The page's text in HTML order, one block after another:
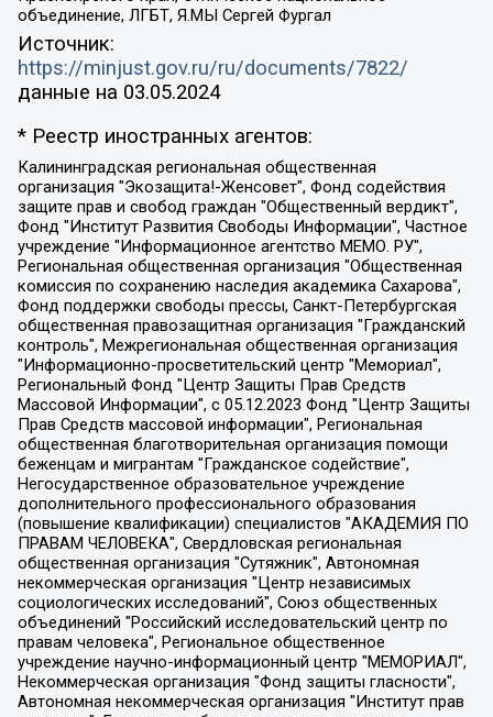
объединение, ЛГБТ, Я.МЫ Сергей Фургал
Источник:
https://minjust.gov.ru/ru/documents/7822/
данные на 03.05.2024
* Реестр иностранных агентов:
Калининградская региональная общественная организация "Экозащита!-Женсовет", Фонд содействия защите прав и свобод граждан "Общественный вердикт", Фонд "Институт Развития Свободы Информации", Частное учреждение "Информационное агентство МЕМО. РУ", Региональная общественная организация "Общественная комиссия по сохранению наследия академика Сахарова", Фонд поддержки свободы прессы, Санкт-Петербургская общественная правозащитная организация "Гражданский контроль", Межрегиональная общественная организация "Информационно-просветительский центр "Мемориал", Региональный Фонд "Центр Защиты Прав Средств Массовой Информации", с 05.12.2023 Фонд "Центр Защиты Прав Средств массовой информации", Региональная общественная благотворительная организация помощи беженцам и мигрантам "Гражданское содействие", Негосударственное образовательное учреждение дополнительного профессионального образования (повышение квалификации) специалистов "АКАДЕМИЯ ПО ПРАВАМ ЧЕЛОВЕКА", Свердловская региональная общественная организация "Сутяжник", Автономная некоммерческая организация "Центр независимых социологических исследований", Союз общественных объединений "Российский исследовательский центр по правам человека", Региональное общественное учреждение научно-информационный центр "МЕМОРИАЛ", Некоммерческая организация "Фонд защиты гласности", Автономная некоммерческая организация "Институт прав человека", Городская общественная организация "Екатеринбургское общество "МЕМОРИАЛ", Городская общественная организация "Рязанское историко-просветительское и правозащитное общество "Мемориал" (Рязанский Мемориал), Челябинский региональный орган общественной самодеятельности – женское общественное объединение "Женщины Евразии", Челябинский региональный орган общественной самодеятельности "Уральская правозащитная группа", Фонд содействия защите здоровья и социальной справедливости имени Андрея Рылькова, Автономная Некоммерческая Организация "Аналитический Центр Юрия Левады", Автономная некоммерческая организация социальной поддержки населения "Проект Апрель", Региональная общественная организация помощи женщинам и детям, находящимся в кризисной ситуации "Информационно-методический центр "Анна", Фонд содействия развитию массовых коммуникаций и правовому просвещению "Так-так-Так", Фонд содействия устойчивому развитию "Серебряная тайга", Свердловский региональный общественный фонд социальных проектов "Новое время", "Idel.Реалии", Кавказ.Реалии, Крым.Реалии, Телеканал Настоящее Время, Татаро-башкирская служба Радио Свобода (Azatliq Radiosi), Радио Свободная Европа/Радио Свобода (PCE/PC), "Сибирь.Реалии", "Фактограф", Благотворительный фонд помощи осужденным и их семьям, Автономная некоммерческая организация "Институт глобализации и социальных движений", Фонд "В защиту прав заключенных", Частное учреждение "Центр поддержки и содействия развитию средств массовой информации", Пензенский региональный общественный благотворительный фонд "Гражданский союз", "Север.Реалии", Некоммерческая организация Фонд "Правовая инициатива", Общество с ограниченной ответственностью "Радио Свободная Европа/Радио Свобода", Чешское информационное агентство "MEDIUM-ORIENT", Красноярская региональная общественная организация "Мы против СПИДа", Камалягин Денис Николаевич, Маркелов Сергей Евгеньевич, Пономарев Лев Александрович, Савицкая Людмила Алексеевна, Автономная некоммерческая организация "Центр по работе с проблемой насилия "НАСИЛИЮ.НЕТ", Межрегиональный профессиональный союз работников здравоохранения "Альянс врачей", Юридическое лицо, зарегистрированное в Латвийской Республике, SIA "Medusa Project" (регистрационный номер 40103797863, дата регистрации 10.06.2014), Некоммерческая организация "Фонд по борьбе с коррупцией", Автономная некоммерческая организация "Институт права и публичной политики", Баданин Роман Сергеевич, Гликин Максим Александрович, Железнова Мария Михайловна, Лукьянова Юлия Сергеевна, Маетная Елизавета Витальевна, Маняхин Петр Борисович, Чуракова Ольга Владимировна, Ярош Юлия Петровна, Юридическое лицо "The Insider SIA", зарегистрированное в Риге, Латвийская Республика (дата регистрации 26.06.2015), являющееся администратором доменного имени интернет-издания "The Insider SIA", https://theins.ru, Постернак Алексей Евгеньевич, Рубин Михаил Аркадьевич, Анин Роман Александрович, Юридическое лицо Istories fonds, зарегистрированное в Латвийской Республике (регистрационный номер 50008295751, дата регистрации 24.02.2020), Великовский Дмитрий Александрович, Долинина Ирина Николаевна, Мароховская Алеся Алексеевна, Шлейнов Роман Юрьевич, Шмагун Олеся Валентиновна, Общество с ограниченной ответственностью "Альтаир 2021", Общество с ограниченной ответственностью "Вега 2021", Общество с ограниченной ответственностью "Главный редактор 2021", Общество с ограниченной ответственностью "Ромашки монолит", Важенков Артем Валерьевич, Ивановская областная общественная организация "Центр гендерных исследований", Гурман Юрий Альбертович, Медиапроект "ОВД-Инфо", Егоров Владимир Владимирович, Жилинский Владимир Александрович, Общество с ограниченной ответственностью "ЗП", Иванова София Юрьевна, Карезина Инна Павловна, Кильтау Екатерина Викторовна, Петров Алексей Викторович, Пискунов Сергей Евгеньевич, Смирнов Сергей Сергеевич, Тихонов Михаил Сергеевич, Общество с ограниченной ответственностью "ЖУРНАЛИСТ-ИНОСТРАННЫЙ АГЕНТ", Арапова Галина Юрьевна, Вольтская Татьяна Анатольевна, Американская компания "Mason G.E.S. Anonymous Foundation" (США), являющаяся владельцем интернет-издания https://mnews.world/, Компания "Stichting Bellingcat", зарегистрированная в Нидерландах (дата регистрации 11.07.2018), Захаров Андрей Вячеславович, Клепиковская Екатерина Дмитриевна, Общество с ограниченной ответственностью "МЕМО", Перл Роман Александрович, Симонов Евгений Алексеевич, Соловьева Елена Анатольевна, Сотников Даниил Владимирович, Сурначева Елизавета Дмитриевна, Автономная некоммерческая организация по защите прав человека и информированию населения "Якутия – Наше Мнение", Общество с ограниченной ответственностью "Москоу диджитал медиа", с 26.01.2023 Общество с ограниченной ответственностью "Чайка Белые сады", Ветошкина Валерия Валерьевна, Заговора Максим Александрович, Межрегиональное общественное движение "Российская ЛГБТ - сеть", Оленичев Максим Владимирович, Павлов Иван Юрьевич, Скворцова Елена Сергеевна, Общество с ограниченной ответственностью "Как бы инагент", Кочетков Игорь Викторович, Общество с ограниченной ответственностью "Честные выборы", Еланчик Олег Александрович, Общество с ограниченной ответственностью "Нобелевский призыв", Гималова Регина Эмилевна, Григорьев Андрей Валерьевич, Григорьева Алина Александровна, Ассоциация по содействию защите прав призывников, альтернативнослужащих и военнослужащих "Правозащитная группа "Гражданин.Армия.Право", Хисамова Регина Фаритовна, Автономная некоммерческая организация по реализации социально-правовых программ "Лилит", Дальневосточное общественное движение "Маяк", Санкт-Петербургская ЛГБТ-инициативная группа "Выход", Инициативная группа ЛГБТ+ "Реверс", Алексеев Андрей Викторович, Бекбулатова Таисия Львовна, Беляев Иван Михайлович, Владыкина Елена Сергеевна, Гельман Марат Александрович, Никульшина Вероника Юрьевна, Толоконникова Надежда Андреевна, Шендерович Виктор Анатольевич, Общество с ограниченной ответственностью "Данное сообщение", Общество с ограниченной ответственностью Издательский дом "Новая глава", Айнбиндер Александра Александровна, Московский комьюнити-центр для ЛГБТ+инициатив, Благотворительный фонд развития филантропии, Deutsche Welle (Германия, Kurt-Schumacher-Strasse 3, 53113 Bonn), Борзунова Мария Михайловна, Воробьев Виктор Викторович, Голубева Анна Львовна, Константинова Алла Михайловна, Малкова Ирина Владимировна, Мурадов Мурад Абдулгалимович, Осетинская Елизавета Николаевна, Понасенков Евгений Николаевич, Ганапольский Матвей Юрьевич, Киселев Евгений Алексеевич, Борухович Ирина Григорьевна, Дремин Иван Тимофеевич, Дубровский Дмитрий Викторович, Красноярская региональная общественная организация поддержки и развития альтернативных образовательных технологий и межкультурных коммуникаций "ИНТЕРРА", Маяковская Екатерина Алексеевна, Фейгин Марк Захарович, Филимонов Андрей Викторович, Дзугкоева Регина Николаевна, Доброхотов Роман Александрович, Дудь Юрий Александрович, Елкин Сергей Владимирович, Кругликов Кирилл Игоревич, Сабунаева Мария Леонидовна, Семенов Алексей Владимирович, Шаинян Карен Багратович, Шульман Екатерина Михайловна, Асафьев Артур Валерьевич, Вахштайн Виктор Семенович, Венедиктов Алексей Алексеевич, Лушникова Екатерина Евгеньевна, Волков Леонид Михайлович, Невзоров Александр Глебович, Пархоменко Сергей Борисович, Сироткин Ярослав Николаевич, Кара-Мурза Владимир Владимирович, Баранова Наталья Владимировна, Гозман Леонид Яковлевич, Кагарлицкий Борис Юльевич, Климарев Михаил Валерьевич, Милов Владимир Станиславович, Автономная некоммерческая организация Краснодарский центр современного искусства "Типография", Моргенштерн Алишер Тагирович, Соболь Любовь Эдуардовна, Общество с ограниченной ответственностью "ЛИЗА НОРМ", Каспаров Гарри Кимович, Ходорковский Михаил Борисович, Общество с ограниченной ответственностью "Апрельские тезисы", Данилович Ирина Брониславовна, Кашин Олег Владимирович, Петров Николай Владимирович, Пивоваров Алексей Владимирович, Соколов Михаил Владимирович, Цветкова Юлия Владимировна, Чичваркин Евгений Александрович, Комитет против пыток/Команда против пыток, Общество с ограниченной ответственностью "Первый научный", Общество с ограниченной ответственностью "Вертолет и ко", Белоцерковская Вероника Борисовна, Кац Максим Евгеньевич, Лазарева Татьяна Юрьевна, Шаведдинов Руслан Табризович, Яшин Илья Валерьевич, Общество с ограниченной ответственностью "Иноагент ААВ", Алешковский Дмитрий Петрович, Альбац Евгения Марковна, Быков Дмитрий Львович, Галямина Юлия Евгеньевна, Лойко Сергей Леонидович, Мартынов Кирилл Константинович, Медведев Сергей Александрович, Крашенинников Федор Геннадиевич, Гордеева Катерина Вл